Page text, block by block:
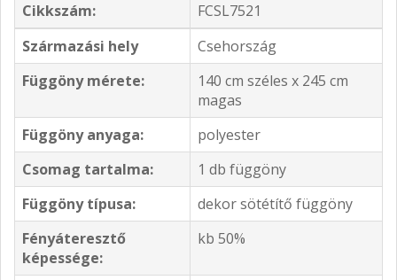
Cikkszám:
FCSL7521
Származási hely
Csehország
Függöny mérete:
140 cm széles x 245 cm
magas
Függöny anyaga:
polyester
Csomag tartalma:
1 db függöny
Függöny típusa:
dekor sötétítő függöny
Fényáteresztő
képessége:
kb 50%